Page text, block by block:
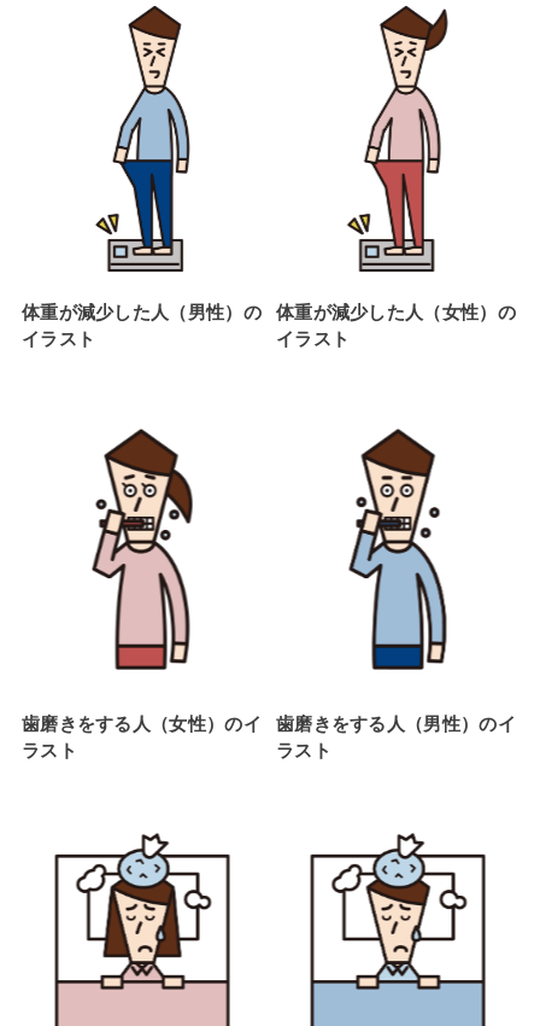
体重が減少した人（男性）の
イラスト
体重が減少した人（女性）の
イラスト
歯磨きをする人（女性）のイ
ラスト
歯磨きをする人（男性）のイ
ラスト